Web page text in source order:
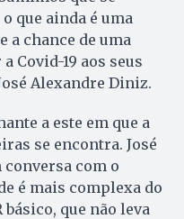
que ainda é uma
a chance de uma
Covid-19 aos seus
Alexandre Diniz.
a este em que a
se encontra. José
com o
é mais complexa do
que não leva